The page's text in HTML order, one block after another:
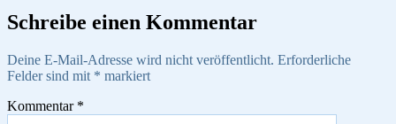
Schreibe einen Kommentar
Deine E-Mail-Adresse wird nicht veröffentlicht. Erforderliche
Felder sind mit * markiert
Kommentar *